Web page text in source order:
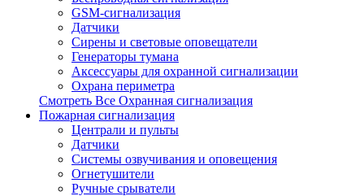
GSM-сигнализация
Датчики
Сирены и световые оповещатели
Генераторы тумана
Аксессуары для охранной сигнализации
Охрана периметра
Смотреть Все Охранная сигнализация
Пожарная сигнализация
Централи и пульты
Датчики
Системы озвучивания и оповещения
Огнетушители
Ручные срыватели